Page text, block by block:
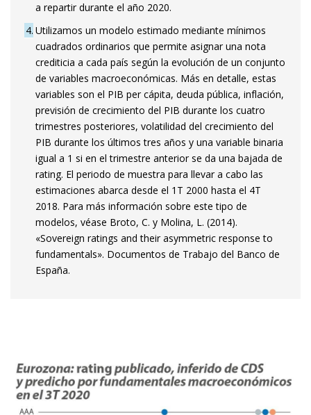
a repartir durante el año 2020.
4 Utilizamos un modelo estimado mediante mínimos
cuadrados ordinarios que permite asignar una nota
crediticia a cada país según la evolución de un conjunto
de variables macroeconómicas. Más en detalle, estas
variables son el PIB per cápita, deuda pública, inflación,
previsión de crecimiento del PIB durante los cuatro
trimestres posteriores, volatilidad del crecimiento del
PIB durante los últimos tres años y una variable binaria
igual a 1 si en el trimestre anterior se da una bajada de
rating. El periodo de muestra para llevar a cabo las
estimaciones abarca desde el 1T 2000 hasta el 4T
2018. Para más información sobre este tipo de
modelos, véase Broto, C. y Molina, L. (2014).
«Sovereign ratings and their asymmetric response to
fundamentals». Documentos de Trabajo del Banco de
España.